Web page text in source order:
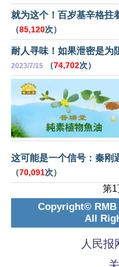
就为这个！百岁基辛格拄
（85,120次）
耐人寻味！如果泄密是为
2023/7/15 （74,702次）
这可能是一个信号：秦刚
（70,091次）
第1
Copyright©
All
人民报